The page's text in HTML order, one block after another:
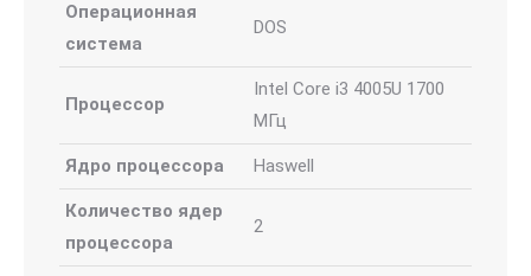
Операционная
система
DOS
Процессор
Intel Core i3 4005U 1700
МГц
Ядро процессора Haswell
Количество ядер
процессора
2